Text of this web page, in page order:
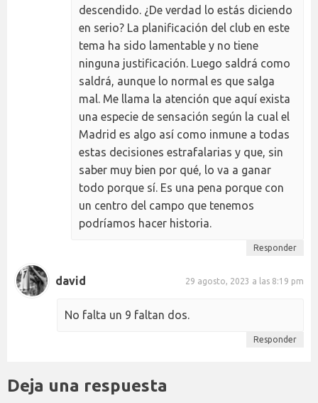
descendido. ¿De verdad lo estás diciendo
en serio? La planificación del club en este
tema ha sido lamentable y no tiene
ninguna justificación. Luego saldrá como
saldrá, aunque lo normal es que salga
mal. Me llama la atención que aquí exista
una especie de sensación según la cual el
Madrid es algo así como inmune a todas
estas decisiones estrafalarias y que, sin
saber muy bien por qué, lo va a ganar
todo porque sí. Es una pena porque con
un centro del campo que tenemos
podríamos hacer historia.
Responder
david 29 agosto, 2023 a las 8:19 pm
No falta un 9 faltan dos.
Responder
Deja una respuesta